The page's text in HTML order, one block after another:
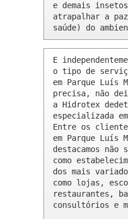
e demais insetos
atrapalhar a
saúde) do
E
o tipo de
em Parque Luís
precisa, não
a Hidrotex
especializada
Entre os
em Parque Luís
destacamos não
como
dos mais
como lojas,
restaurantes,
consultórios e